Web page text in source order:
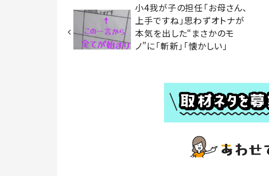
小4我が子の担任「お母さん、
上手ですね」思わずオトナが
本気を出した“まさかのモ
ノ”に「斬新」「懐かしい」